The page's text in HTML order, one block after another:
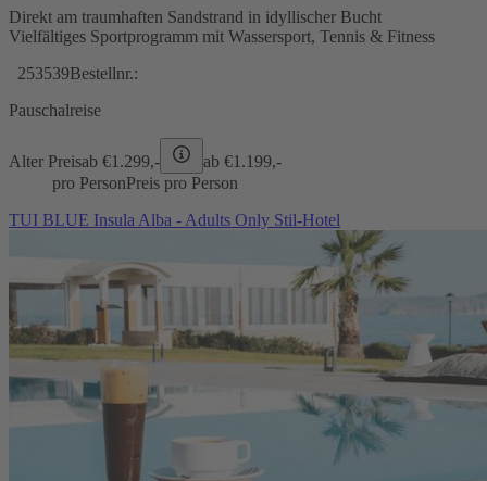
Direkt am traumhaften Sandstrand in idyllischer Bucht
Vielfältiges Sportprogramm mit Wassersport, Tennis & Fitness
253539Bestellnr.:
Pauschalreise
Alter Preisab €1.299,- ab €1.199,-
pro PersonPreis pro Person
TUI BLUE Insula Alba - Adults Only Stil-Hotel